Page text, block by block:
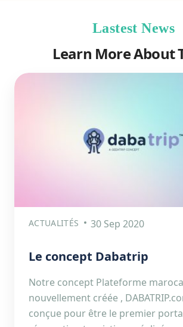
Lastest News
Learn More About
ACTUALITÉS 30 Sep 2020
Le concept Dabatrip
Notre concept Plateforme
nouvellement créée ,
conçue pour être le premier